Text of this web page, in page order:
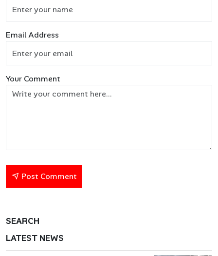
Email Address
Your Comment
Post Comment
SEARCH
LATEST NEWS